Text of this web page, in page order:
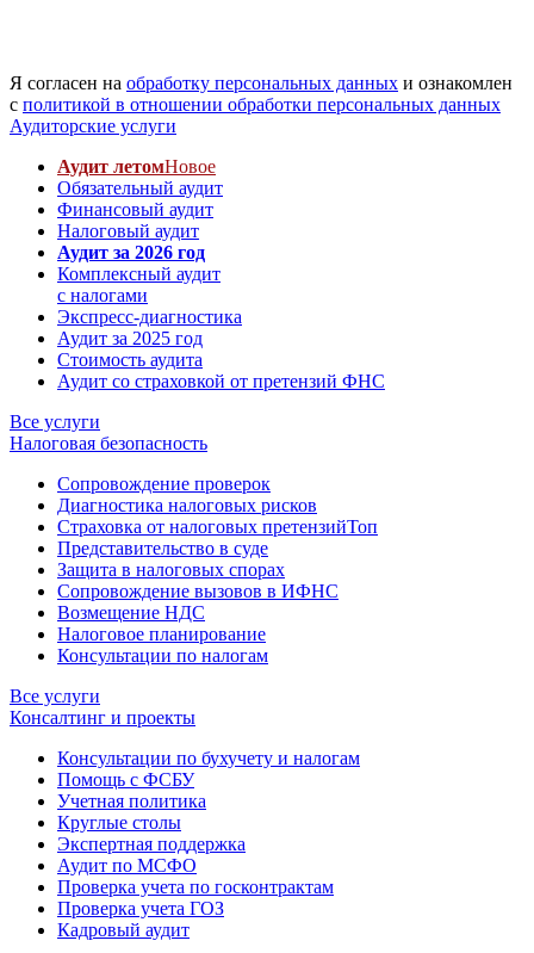
Я согласен на обработку персональных данных и ознакомлен
с политикой в отношении обработки персональных данных
Аудиторские услуги
Аудит летомНовое
Обязательный аудит
Финансовый аудит
Налоговый аудит
Аудит за 2026 год
Комплексный аудит
с налогами
Экспресс-диагностика
Аудит за 2025 год
Стоимость аудита
Аудит со страховкой от претензий ФНС
Все услуги
Налоговая безопасность
Сопровождение проверок
Диагностика налоговых рисков
Страховка от налоговых претензийТоп
Представительство в суде
Защита в налоговых спорах
Сопровождение вызовов в ИФНС
Возмещение НДС
Налоговое планирование
Консультации по налогам
Все услуги
Консалтинг и проекты
Консультации по бухучету и налогам
Помощь с ФСБУ
Учетная политика
Круглые столы
Экспертная поддержка
Аудит по МСФО
Проверка учета по госконтрактам
Проверка учета ГОЗ
Кадровый аудит